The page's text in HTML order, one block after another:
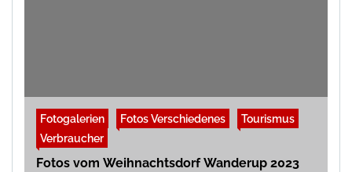
Fotogalerien Fotos Verschiedenes
Tourismus
Verbraucher
Fotos vom Weihnachtsdorf Wanderup 2023